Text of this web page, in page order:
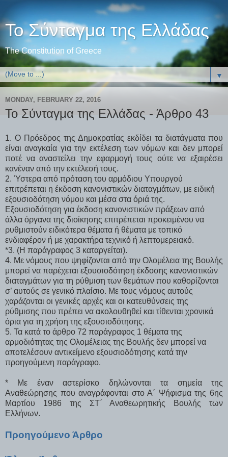
Το Σύνταγμα της Ελλάδας
The Constitution of Greece
▼
MONDAY, FEBRUARY 22, 2016
Το Σύνταγμα της Ελλάδας - Άρθρο 43
1. Ο Πρόεδρος της Δημοκρατίας εκδίδει τα διατάγματα που
είναι αναγκαία για την εκτέλεση των νόμων και δεν μπορεί
ποτέ να αναστείλει την εφαρμογή τους ούτε να εξαιρέσει
κανέναν από την εκτέλεσή τους.
2. Ύστερα από πρόταση του αρμόδιου Υπουργού
επιτρέπεται η έκδοση κανονιστικών διαταγμάτων, με ειδική
εξουσιοδότηση νόμου και μέσα στα όριά της.
Εξουσιοδότηση για έκδοση κανονιστικών πράξεων από
άλλα όργανα της διοίκησης επιτρέπεται προκειμένου να
ρυθμιστούν ειδικότερα θέματα ή θέματα με τοπικό
ενδιαφέρον ή με χαρακτήρα τεχνικό ή λεπτομερειακό.
*3. (Η παράγραφος 3 καταργείται).
4. Με νόμους που ψηφίζονται από την Ολομέλεια της Βουλής
μπορεί να παρέχεται εξουσιοδότηση έκδοσης κανονιστικών
διαταγμάτων για τη ρύθμιση των θεμάτων που καθορίζονται
σ’ αυτούς σε γενικό πλαίσιο. Με τους νόμους αυτούς
χαράζονται οι γενικές αρχές και οι κατευθύνσεις της
ρύθμισης που πρέπει να ακολουθηθεί και τίθενται χρονικά
όρια για τη χρήση της εξουσιοδότησης.
5. Τα κατά το άρθρο 72 παράγραφος 1 θέματα της
αρμοδιότητας της Ολομέλειας της Βουλής δεν μπορεί να
αποτελέσουν αντικείμενο εξουσιοδότησης κατά την
προηγούμενη παράγραφο.
* Με έναν αστερίσκο δηλώνονται τα σημεία της
Αναθεώρησης που αναγράφονται στο Α΄ Ψήφισμα της 6ης
Μαρτίου 1986 της ΣΤ΄ Αναθεωρητικής Βουλής των
Ελλήνων.
Προηγούμενο Άρθρο